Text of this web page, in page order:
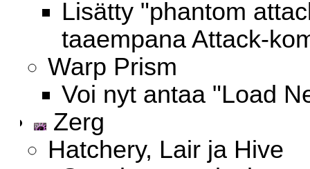
Lisätty "phantom
taaempana Attack-
Warp Prism
Voi nyt antaa "Load
Zerg
Hatchery, Lair ja Hive